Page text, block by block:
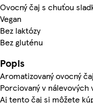
Ovocný čaj s chuťou
Vegan
Bez laktózy
Bez gluténu
Popis
Aromatizovaný ovocný
Porciovaný v nálevových
Aj tento čaj si môžete